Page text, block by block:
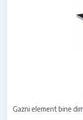
Gazni element bine